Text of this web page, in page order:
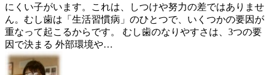
健
康
度
を
チ
ェ
にくい子がいます。これは、しつけや努力の差ではありませ
ん。むし歯は「生活習慣病」のひとつで、いくつかの要因が
重なって起こるからです。 むし歯のなりやすさは、3つの要
因で決まる 外部環境や…